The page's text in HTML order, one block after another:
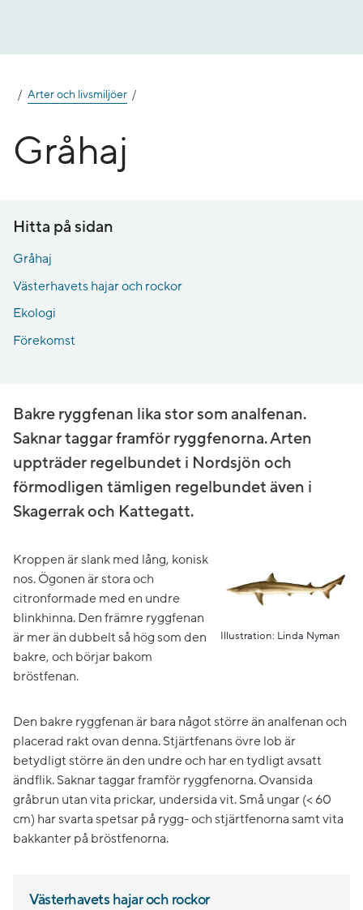
Arter och livsmiljöer
Gråhaj
Hitta på sidan
Gråhaj
Västerhavets hajar och rockor
Ekologi
Förekomst
Bakre ryggfenan lika stor som analfenan.
Saknar taggar framför ryggfenorna. Arten
uppträder regelbundet i Nordsjön och
förmodligen tämligen regelbundet även i
Skagerrak och Kattegatt.
Illustration: Linda Nyman
Kroppen är slank med lång, konisk
nos. Ögonen är stora och
citronformade med en undre
blinkhinna. Den främre ryggfenan
är mer än dubbelt så hög som den
bakre, och börjar bakom
bröstfenan.
Den bakre ryggfenan är bara något större än analfenan och
placerad rakt ovan denna. Stjärtfenans övre lob är
betydligt större än den undre och har en tydligt avsatt
ändflik. Saknar taggar framför ryggfenorna. Ovansida
gråbrun utan vita prickar, undersida vit. Små ungar (< 60
cm) har svarta spetsar på rygg- och stjärtfenorna samt vita
bakkanter på bröstfenorna.
Västerhavets hajar och rockor